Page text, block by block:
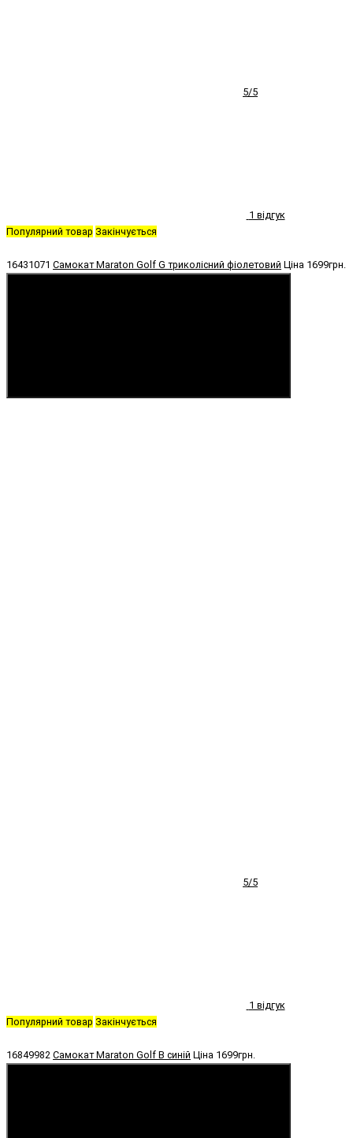
5/5
1 відгук
Популярний товар Закінчується
16431071 Самокат Maraton Golf G триколісний фіолетовий Ціна 1699грн.
5/5
1 відгук
Популярний товар Закінчується
16849982 Самокат Maraton Golf B синій Ціна 1699грн.